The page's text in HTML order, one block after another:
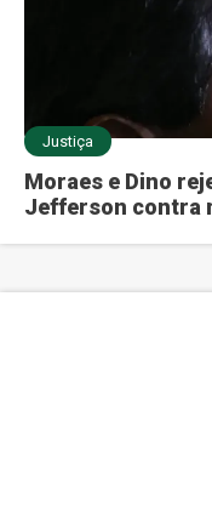
Justiça
Moraes e Dino
Jefferson contra